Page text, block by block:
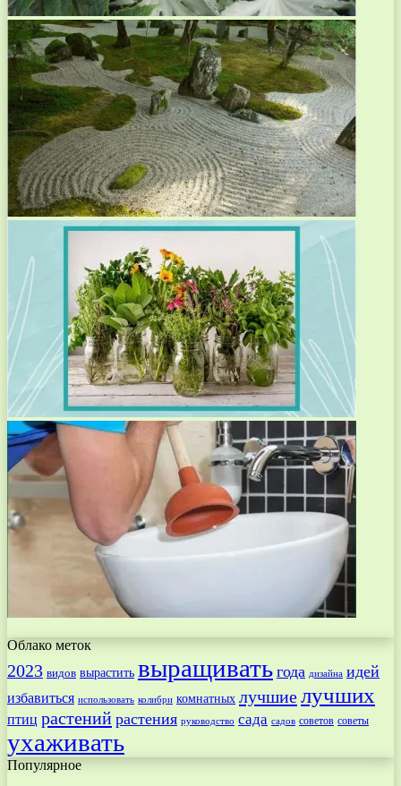
Облако меток
2023 видов вырастить выращивать года дизайна идей
избавиться использовать колибри комнатных лучшиелучших
птиц растений растения руководство сада садов советов советы
ухаживать
Популярное